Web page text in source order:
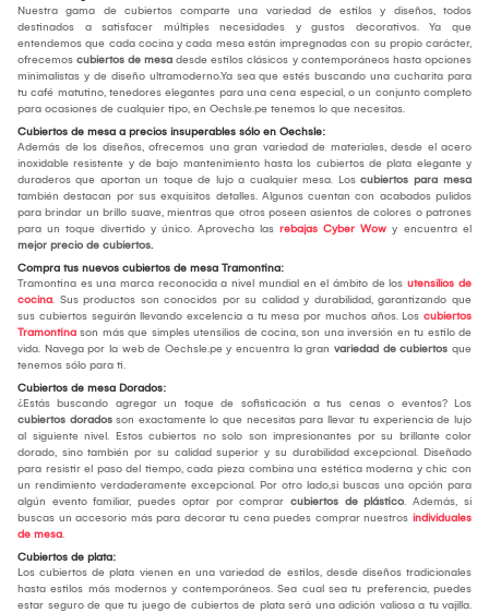
Nuestra gama de cubiertos comparte una variedad de estilos y diseños, todos
destinados a satisfacer múltiples necesidades y gustos decorativos. Ya que
entendemos que cada cocina y cada mesa están impregnadas con su propio carácter,
ofrecemos cubiertos de mesa desde estilos clásicos y contemporáneos hasta opciones
minimalistas y de diseño ultramoderno.Ya sea que estés buscando una cucharita para
tu café matutino, tenedores elegantes para una cena especial, o un conjunto completo
para ocasiones de cualquier tipo, en Oechsle.pe tenemos lo que necesitas.
Cubiertos de mesa a precios insuperables sólo en Oechsle:
Además de los diseños, ofrecemos una gran variedad de materiales, desde el acero
inoxidable resistente y de bajo mantenimiento hasta los cubiertos de plata elegante y
duraderos que aportan un toque de lujo a cualquier mesa. Los cubiertos para mesa
también destacan por sus exquisitos detalles. Algunos cuentan con acabados pulidos
para brindar un brillo suave, mientras que otros poseen asientos de colores o patrones
para un toque divertido y único. Aprovecha las rebajas Cyber Wow y encuentra el
mejor precio de cubiertos.
Compra tus nuevos cubiertos de mesa Tramontina:
Tramontina es una marca reconocida a nivel mundial en el ámbito de los utensilios de
cocina. Sus productos son conocidos por su calidad y durabilidad, garantizando que
sus cubiertos seguirán llevando excelencia a tu mesa por muchos años. Los cubiertos
Tramontina son más que simples utensilios de cocina, son una inversión en tu estilo de
vida. Navega por la web de Oechsle.pe y encuentra la gran variedad de cubiertos que
tenemos sólo para ti.
Cubiertos de mesa Dorados:
¿Estás buscando agregar un toque de sofisticación a tus cenas o eventos? Los
cubiertos dorados son exactamente lo que necesitas para llevar tu experiencia de lujo
al siguiente nivel. Estos cubiertos no solo son impresionantes por su brillante color
dorado, sino también por su calidad superior y su durabilidad excepcional. Diseñado
para resistir el paso del tiempo, cada pieza combina una estética moderna y chic con
un rendimiento verdaderamente excepcional. Por otro lado,si buscas una opción para
algún evento familiar, puedes optar por comprar cubiertos de plástico. Además, si
buscas un accesorio más para decorar tu cena puedes comprar nuestros individuales
de mesa.
Cubiertos de plata:
Los cubiertos de plata vienen en una variedad de estilos, desde diseños tradicionales
hasta estilos más modernos y contemporáneos. Sea cual sea tu preferencia, puedes
estar seguro de que tu juego de cubiertos de plata será una adición valiosa a tu vajilla.